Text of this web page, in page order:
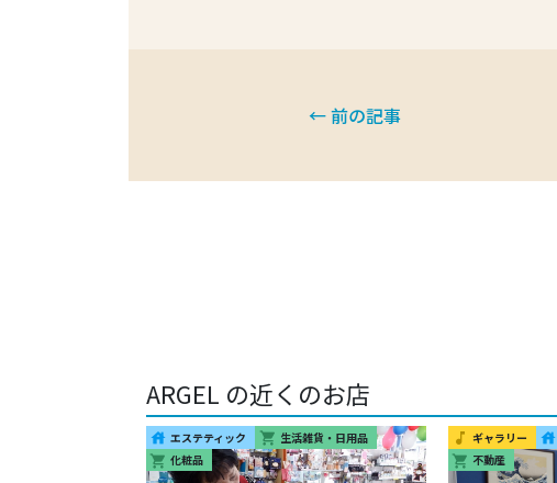
← 前の記事
ARGEL の近くのお店
house エステティック shopping_cart 生活雑貨・日用品
shopping_cart 化粧品
music_note ギャラリー house
shopping_cart 不動産